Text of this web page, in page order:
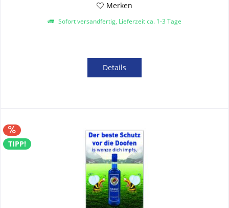
Merken
Sofort versandfertig, Lieferzeit ca. 1-3 Tage
Details
TIPP!